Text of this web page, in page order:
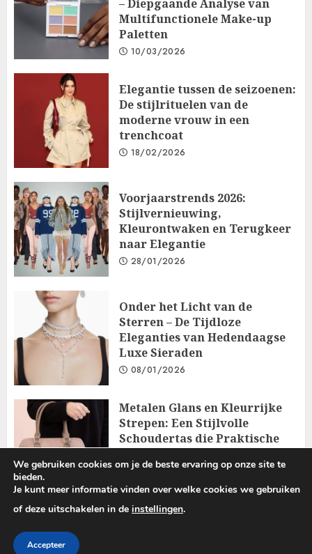
– Diepgaande Analyse van
Multifunctionele Make-up
Paletten
10/03/2026
Elegantie tussen de seizoenen:
De stijlrituelen van de
moderne vrouw in een
trenchcoat
18/02/2026
Voorjaarstrends 2026:
Stijlvernieuwing,
Kleurontwaken en Terugkeer
naar Elegantie
28/01/2026
Onder het Licht van de
Sterren – De Tijdloze
Eleganties van Hedendaagse
Luxe Sieraden
08/01/2026
Metalen Glans en Kleurrijke
Strepen: Een Stijlvolle
Schoudertas die Praktische
met Elegantie
18/12/2025
Copyright © 2025 All rights reserved.
We gebruiken cookies om je de beste ervaring op onze site te
bieden.
Je kunt meer informatie vinden over welke cookies we gebruiken
of deze uitschakelen in de instellingen.
Accepteer